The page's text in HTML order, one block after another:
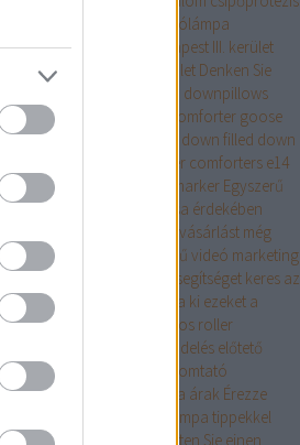
csiptetős olvasólámpa
csótányirtás Budapest III. kerület
Budapest XIII. kerület Denken Sie
downpillows
comforterqueen
down comforter goose
down comforter queen down filled down
duck feather comforters e14
e27 foglalat ecset rajzmarker Egyszerű
tanács az élete javítása érdekében
tanácsaink az online vásárlást még
teszik
Egyszerű videó marketing
mindenkinek
Egy kis segítséget keres az
Marketingben? Próbálja ki ezeket a
elegáns ruha
elektromos roller
élelmiszer rendelés előtető
toló erkélyajtó
epson nyomtató
ár
ereszcsatorna árak Érezze
profinak ezekkel a Netlámpa tippekkel
iskolatáska
Erhalten Sie einen